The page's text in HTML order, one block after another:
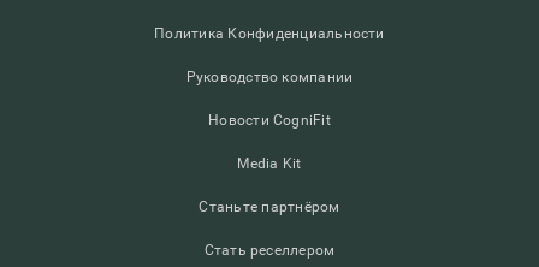
Политика Конфиденциальности
Руководство компании
Новости CogniFit
Media Kit
Станьте партнёром
Стать реселлером